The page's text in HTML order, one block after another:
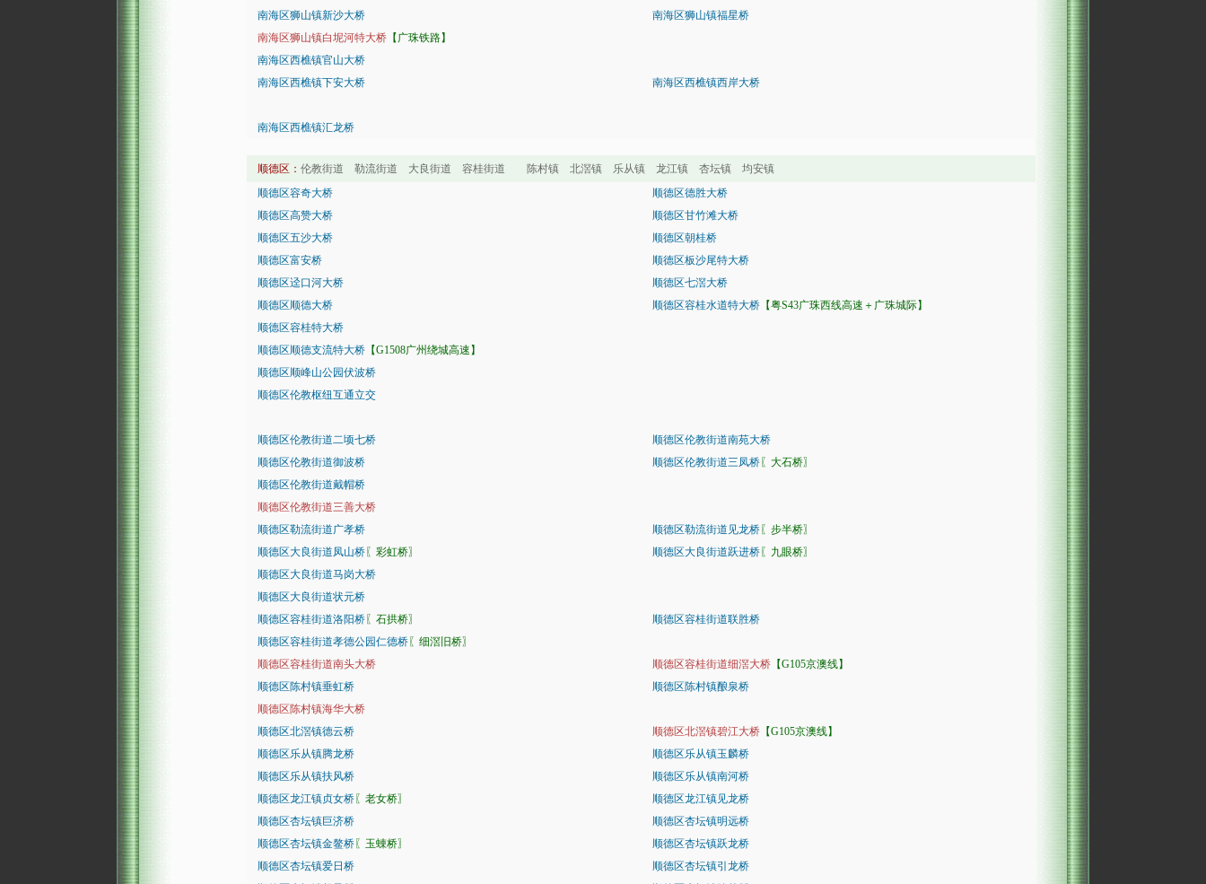
南海区狮山镇新沙大桥
南海区狮山镇福星桥
南海区狮山镇白坭河特大桥 【广珠铁路】
南海区西樵镇官山大桥
南海区西樵镇下安大桥
南海区西樵镇西岸大桥
南海区西樵镇汇龙桥
顺德区： 伦教街道 勒流街道 大良街道 容桂街道 陈村镇 北滘镇 乐从镇 龙江镇 杏坛镇 均安镇
顺德区容奇大桥
顺德区德胜大桥
顺德区高赞大桥
顺德区甘竹滩大桥
顺德区五沙大桥
顺德区朝桂桥
顺德区富安桥
顺德区板沙尾特大桥
顺德区迳口河大桥
顺德区七滘大桥
顺德区顺德大桥
顺德区容桂水道特大桥 【粤S43广珠西线高速＋广珠城际】
顺德区容桂特大桥
顺德区顺德支流特大桥 【G1508广州绕城高速】
顺德区顺峰山公园伏波桥
顺德区伦教枢纽互通立交
顺德区伦教街道二顷七桥
顺德区伦教街道南苑大桥
顺德区伦教街道御波桥
顺德区伦教街道三凤桥 〖大石桥〗
顺德区伦教街道戴帽桥
顺德区伦教街道三善大桥
顺德区勒流街道广孝桥
顺德区勒流街道见龙桥 〖步半桥〗
顺德区大良街道凤山桥 〖彩虹桥〗 顺德区大良街道跃进桥 〖九眼桥〗
顺德区大良街道马岗大桥
顺德区大良街道状元桥
顺德区容桂街道洛阳桥 〖石拱桥〗
顺德区容桂街道联胜桥
顺德区容桂街道孝德公园仁德桥 〖细滘旧桥〗
顺德区容桂街道南头大桥
顺德区容桂街道细滘大桥 【G105京澳线】
顺德区陈村镇垂虹桥
顺德区陈村镇酿泉桥
顺德区陈村镇海华大桥
顺德区北滘镇德云桥
顺德区北滘镇碧江大桥 【G105京澳线】
顺德区乐从镇腾龙桥
顺德区乐从镇玉麟桥
顺德区乐从镇扶风桥
顺德区乐从镇南河桥
顺德区龙江镇贞女桥 〖老女桥〗
顺德区龙江镇见龙桥
顺德区杏坛镇巨济桥
顺德区杏坛镇明远桥
顺德区杏坛镇金鳌桥 〖玉蝀桥〗
顺德区杏坛镇跃龙桥
顺德区杏坛镇爱日桥
顺德区杏坛镇引龙桥